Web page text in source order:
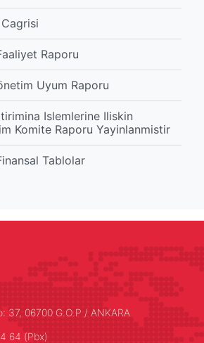
Raporu
Uyum Raporu
Islemlerine Iliskin
Komite Raporu Yayinlanmistir
Tablolar
37, 06700 G.O.P / ANKARA
64 (Pbx)